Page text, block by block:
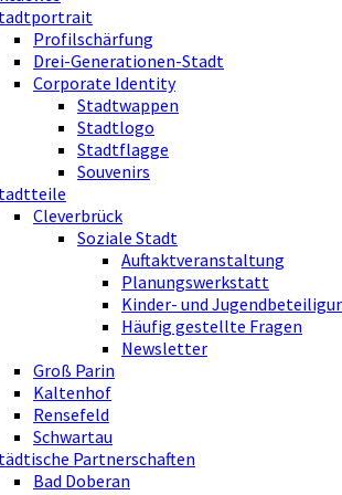
Profilschärfung
Drei-Generationen-Stadt
Corporate Identity
Stadtwappen
Stadtlogo
Stadtflagge
Souvenirs
Cleverbrück
Soziale Stadt
Auftaktveranstaltung
Planungswerkstatt
Kinder- und
Häufig gestellte Fragen
Newsletter
Groß Parin
Kaltenhof
Rensefeld
Schwartau
Partnerschaften
Bad Doberan